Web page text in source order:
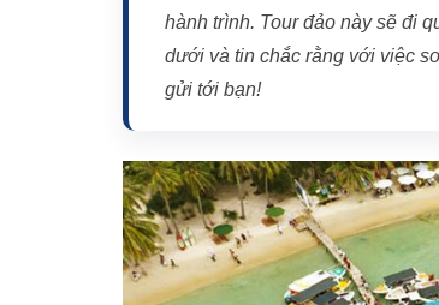
hành trình. Tour đảo này sẽ đi
dưới và tin chắc rằng với việc
gửi tới bạn!
Vị trí trên bản đồ